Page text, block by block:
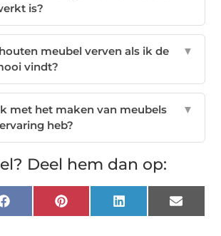
is?
meubel verven als ik de
vindt?
▼
met het maken van meubels
heb?
▼
Deel hem dan op:
FacebookPinterest LinkedIn Email